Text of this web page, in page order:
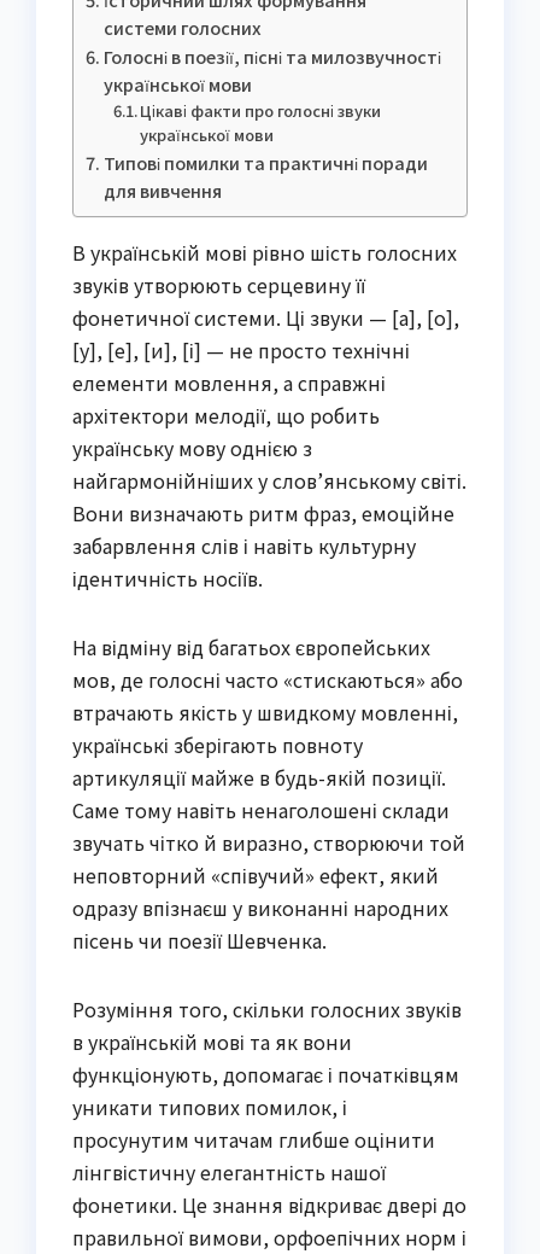
системи голосних
Голосні в поезії, пісні та милозвучності
української мови
Цікаві факти про голосні звуки
української мови
Типові помилки та практичні поради
для вивчення
В українській мові рівно шість голосних
звуків утворюють серцевину її
фонетичної системи. Ці звуки — [а], [о],
[у], [е], [и], [і] — не просто технічні
елементи мовлення, а справжні
архітектори мелодії, що робить
українську мову однією з
найгармонійніших у слов’янському світі.
Вони визначають ритм фраз, емоційне
забарвлення слів і навіть культурну
ідентичність носіїв.
На відміну від багатьох європейських
мов, де голосні часто «стискаються» або
втрачають якість у швидкому мовленні,
українські зберігають повноту
артикуляції майже в будь-якій позиції.
Саме тому навіть ненаголошені склади
звучать чітко й виразно, створюючи той
неповторний «співучий» ефект, який
одразу впізнаєш у виконанні народних
пісень чи поезії Шевченка.
Розуміння того, скільки голосних звуків
в українській мові та як вони
функціонують, допомагає і початківцям
уникати типових помилок, і
просунутим читачам глибше оцінити
лінгвістичну елегантність нашої
фонетики. Це знання відкриває двері до
правильної вимови, орфоепічних норм і